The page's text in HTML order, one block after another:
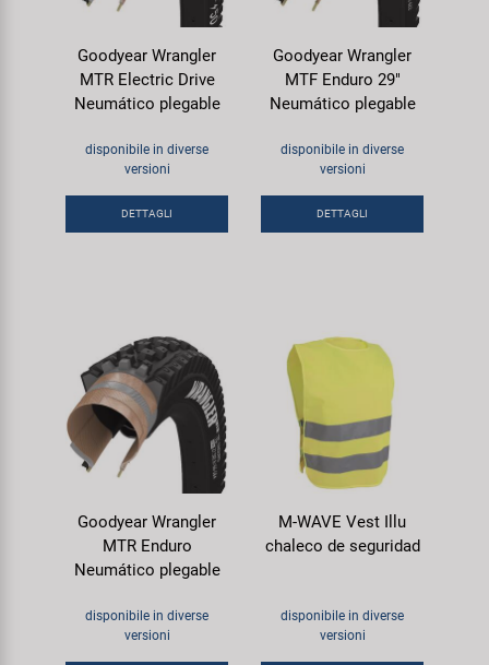
Goodyear Wrangler
MTR Electric Drive
Neumático plegable
disponibile in diverse
versioni
DETTAGLI
Goodyear Wrangler
MTF Enduro 29"
Neumático plegable
disponibile in diverse
versioni
DETTAGLI
Goodyear Wrangler
MTR Enduro
Neumático plegable
disponibile in diverse
versioni
M-WAVE Vest Illu
chaleco de seguridad
disponibile in diverse
versioni